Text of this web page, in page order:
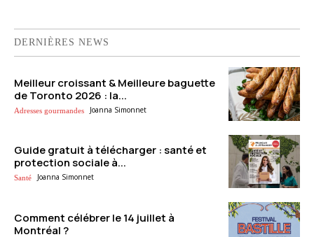
DERNIÈRES NEWS
Meilleur croissant & Meilleure baguette
de Toronto 2026 : la...
Adresses gourmandes Joanna Simonnet
Guide gratuit à télécharger : santé et
protection sociale à...
Santé Joanna Simonnet
Comment célébrer le 14 juillet à
Montréal ?